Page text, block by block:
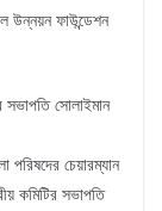
উন্নয়ন ফাউন্ডেশন
সোলাইমান
চেয়ারম্যান
কমিটির সভাপতি